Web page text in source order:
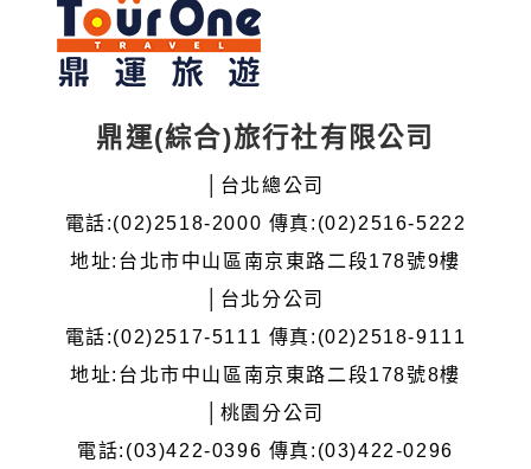
鼎運(綜合)旅行社有限公司
│台北總公司
電話:(02)2518-2000 傳真:(02)2516-5222
地址:台北市中山區南京東路二段178號9樓
│台北分公司
電話:(02)2517-5111 傳真:(02)2518-9111
地址:台北市中山區南京東路二段178號8樓
│桃園分公司
電話:(03)422-0396 傳真:(03)422-0296